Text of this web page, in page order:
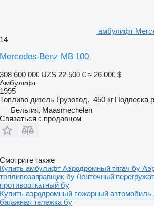
амбулифт
14
Mercedes-Benz MB 100
308 600 000 UZS 22 500 € ≈ 26 000 $
Амбулифт
1995
Топливо дизель Грузопод. 450 кг Подвеска
Бельгия, Maasmechelen
Связаться с продавцом
Смотрите также
Купить амбулифт Аэродромный тягач бу
топливозаправщик бу Ленточный
противооткатный бу
Купить аэродромный пожарный автомобиль
багажная тележка бу